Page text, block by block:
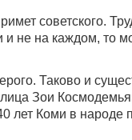
советского.
и не на каждом, то
Таково и
Зои
лет Коми в народе